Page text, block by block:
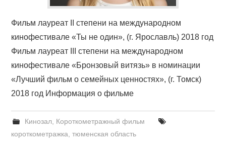
Фильм лауреат II степени на международном
кинофестивале «Ты не один», (г. Ярославль) 2018 год
Фильм лауреат III степени на международном
кинофестивале «Бронзовый витязь» в номинации
«Лучший фильм о семейных ценностях», (г. Томск)
2018 год Информация о фильме
Кинозал
Короткометражный фильм
короткометражка ,тюменская область